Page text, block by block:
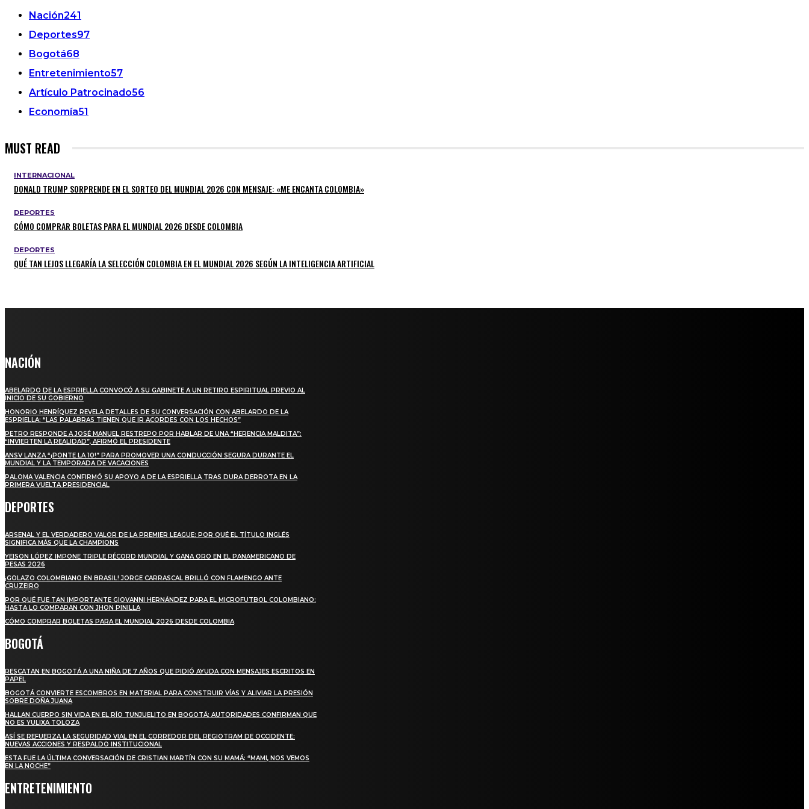
Nación241
Deportes97
Bogotá68
Entretenimiento57
Artículo Patrocinado56
Economía51
MUST READ
INTERNACIONAL
DONALD TRUMP SORPRENDE EN EL SORTEO DEL MUNDIAL 2026 CON MENSAJE: «ME ENCANTA COLOMBIA»
DEPORTES
CÓMO COMPRAR BOLETAS PARA EL MUNDIAL 2026 DESDE COLOMBIA
DEPORTES
QUÉ TAN LEJOS LLEGARÍA LA SELECCIÓN COLOMBIA EN EL MUNDIAL 2026 SEGÚN LA INTELIGENCIA ARTIFICIAL
NACIÓN
ABELARDO DE LA ESPRIELLA CONVOCÓ A SU GABINETE A UN RETIRO ESPIRITUAL PREVIO AL
INICIO DE SU GOBIERNO
HONORIO HENRÍQUEZ REVELA DETALLES DE SU CONVERSACIÓN CON ABELARDO DE LA
ESPRIELLA: “LAS PALABRAS TIENEN QUE IR ACORDES CON LOS HECHOS”
PETRO RESPONDE A JOSÉ MANUEL RESTREPO POR HABLAR DE UNA “HERENCIA MALDITA”:
“INVIERTEN LA REALIDAD”, AFIRMÓ EL PRESIDENTE
ANSV LANZA “¡PONTE LA 10!” PARA PROMOVER UNA CONDUCCIÓN SEGURA DURANTE EL
MUNDIAL Y LA TEMPORADA DE VACACIONES
PALOMA VALENCIA CONFIRMÓ SU APOYO A DE LA ESPRIELLA TRAS DURA DERROTA EN LA
PRIMERA VUELTA PRESIDENCIAL
DEPORTES
ARSENAL Y EL VERDADERO VALOR DE LA PREMIER LEAGUE: POR QUÉ EL TÍTULO INGLÉS
SIGNIFICA MÁS QUE LA CHAMPIONS
YEISON LÓPEZ IMPONE TRIPLE RÉCORD MUNDIAL Y GANA ORO EN EL PANAMERICANO DE
PESAS 2026
¡GOLAZO COLOMBIANO EN BRASIL! JORGE CARRASCAL BRILLÓ CON FLAMENGO ANTE
CRUZEIRO
POR QUÉ FUE TAN IMPORTANTE GIOVANNI HERNÁNDEZ PARA EL MICROFUTBOL COLOMBIANO:
HASTA LO COMPARAN CON JHON PINILLA
CÓMO COMPRAR BOLETAS PARA EL MUNDIAL 2026 DESDE COLOMBIA
BOGOTÁ
RESCATAN EN BOGOTÁ A UNA NIÑA DE 7 AÑOS QUE PIDIÓ AYUDA CON MENSAJES ESCRITOS EN
PAPEL
BOGOTÁ CONVIERTE ESCOMBROS EN MATERIAL PARA CONSTRUIR VÍAS Y ALIVIAR LA PRESIÓN
SOBRE DOÑA JUANA
HALLAN CUERPO SIN VIDA EN EL RÍO TUNJUELITO EN BOGOTÁ: AUTORIDADES CONFIRMAN QUE
NO ES YULIXA TOLOZA
ASÍ SE REFUERZA LA SEGURIDAD VIAL EN EL CORREDOR DEL REGIOTRAM DE OCCIDENTE:
NUEVAS ACCIONES Y RESPALDO INSTITUCIONAL
ESTA FUE LA ÚLTIMA CONVERSACIÓN DE CRISTIAN MARTÍN CON SU MAMÁ: “MAMI, NOS VEMOS
EN LA NOCHE”
ENTRETENIMIENTO